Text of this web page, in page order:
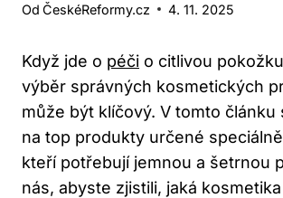
Od ČeskéReformy.cz 4. 11. 2025
Když jde o péči o citlivou
výběr správných kosmetických
může být klíčový. V tomto článku
na top produkty určené speciálně
kteří potřebují jemnou a šetrnou
nás, abyste zjistili, jaká